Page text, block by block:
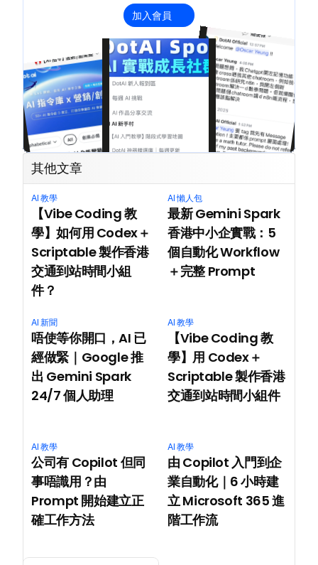
加入會員
其他文章
AI 教學
【Vibe Coding 教
學】如何用 Codex＋
Scriptable 製作香港
交通到站時間小組
件？
AI 懶人包
最新 Gemini Spark
香港中小企實戰：5
個自動化 Workflow
＋完整 Prompt
AI 新聞
唔使等你開口，AI 已
經做緊｜Google 推
出 Gemini Spark
24/7 個人助理
AI 教學
【Vibe Coding 教
學】用 Codex＋
Scriptable 製作香港
交通到站時間小組件
AI 教學
公司有 Copilot 但同
事唔識用？由
Prompt 開始建立正
確工作方法
AI 教學
由 Copilot 入門到企
業自動化｜6 小時建
立 Microsoft 365 進
階工作流